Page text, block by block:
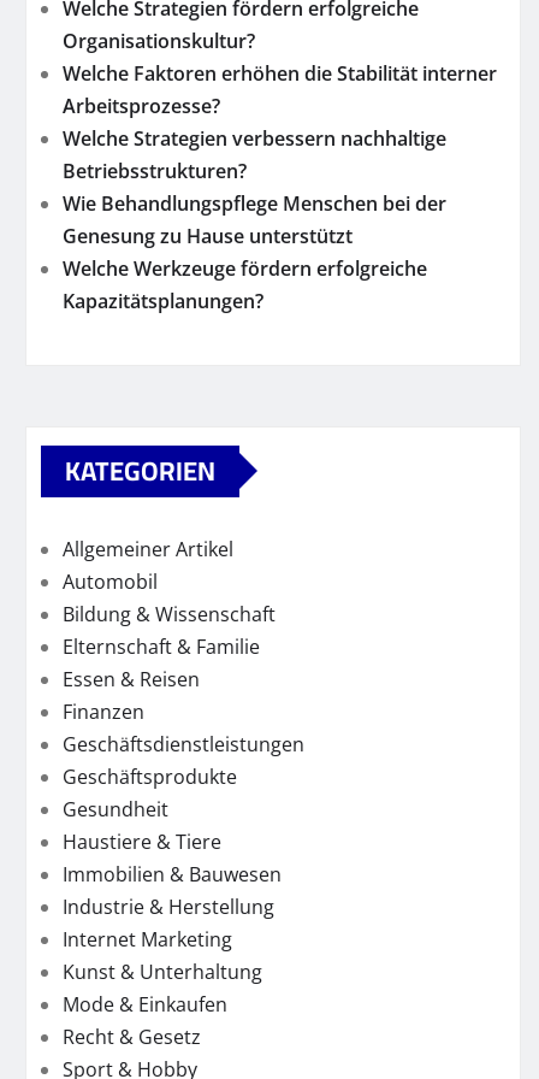
Welche Strategien fördern erfolgreiche
Organisationskultur?
Welche Faktoren erhöhen die Stabilität interner
Arbeitsprozesse?
Welche Strategien verbessern nachhaltige
Betriebsstrukturen?
Wie Behandlungspflege Menschen bei der
Genesung zu Hause unterstützt
Welche Werkzeuge fördern erfolgreiche
Kapazitätsplanungen?
KATEGORIEN
Allgemeiner Artikel
Automobil
Bildung & Wissenschaft
Elternschaft & Familie
Essen & Reisen
Finanzen
Geschäftsdienstleistungen
Geschäftsprodukte
Gesundheit
Haustiere & Tiere
Immobilien & Bauwesen
Industrie & Herstellung
Internet Marketing
Kunst & Unterhaltung
Mode & Einkaufen
Recht & Gesetz
Sport & Hobby